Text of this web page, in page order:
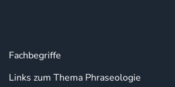
Fachbegriffe
Links zum Thema Phraseologie